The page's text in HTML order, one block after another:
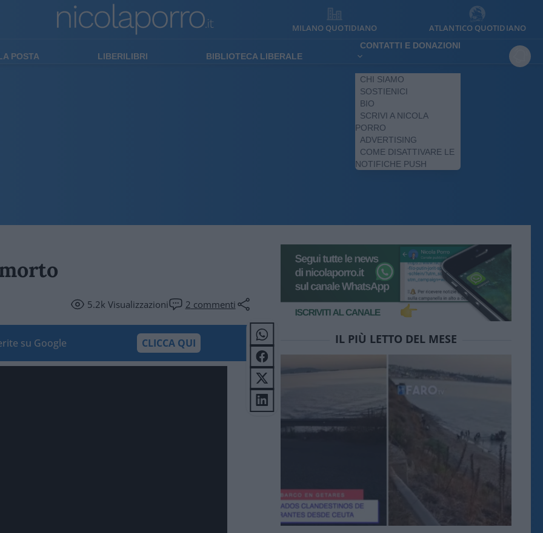
MILANO QUOTIDIANO ATLANTICO QUOTIDIANO
POSTA LIBERILIBRI BIBLIOTECA LIBERALE
CONTATTI E DONAZIONI
CHI SIAMO
SOSTIENICI
BIO
SCRIVI A NICOLA
PORRO
ADVERTISING
COME DISATTIVARE LE
NOTIFICHE PUSH
5.2kVisualizzazioni 2 commenti
su Google CLICCA QUI IL PIÙ LETTO DEL MESE